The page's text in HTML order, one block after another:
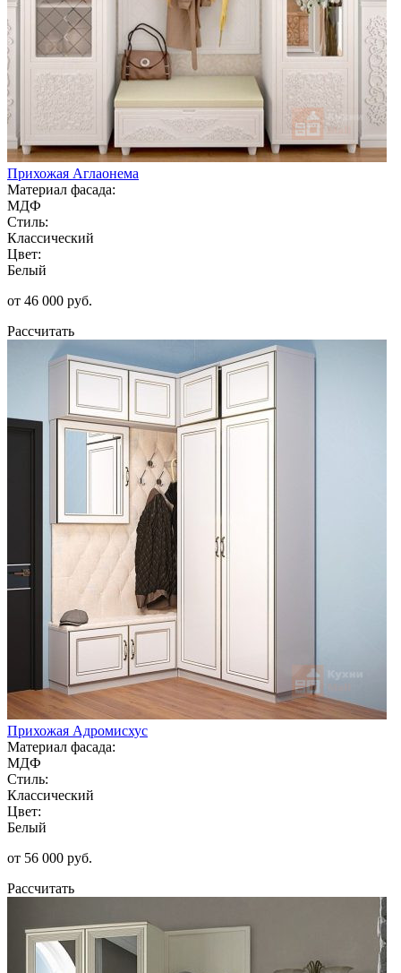
Прихожая Аглаонема
Материал фасада:
МДФ
Стиль:
Классический
Цвет:
Белый
от 46 000 руб.
Рассчитать
Прихожая Адромисхус
Материал фасада:
МДФ
Стиль:
Классический
Цвет:
Белый
от 56 000 руб.
Рассчитать